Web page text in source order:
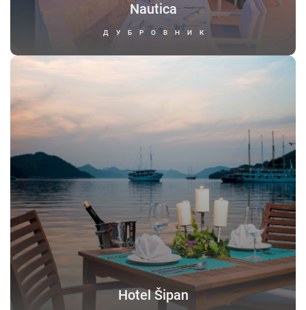
Nautica
ДУБРОВНИК
Hotel Šipan